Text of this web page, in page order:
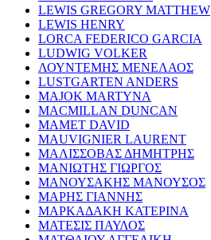
LEWIS GREGORY MATTHEW
LEWIS HENRY
LORCA FEDERICO GARCIA
LUDWIG VOLKER
ΛΟΥΝΤΕΜΗΣ ΜΕΝΕΛΑΟΣ
LUSTGARTEN ANDERS
MAJOK MARTYNA
MACMILLAN DUNCAN
MAMET DAVID
MAUVIGNIER LAURENT
ΜΑΛΙΣΣΟΒΑΣ ΔΗΜΗΤΡΗΣ
ΜΑΝΙΩΤΗΣ ΓΙΩΡΓΟΣ
ΜΑΝΟΥΣΑΚΗΣ ΜΑΝΟΥΣΟΣ
ΜΑΡΗΣ ΓΙΑΝΝΗΣ
ΜΑΡΚΑΔΑΚΗ ΚΑΤΕΡΙΝΑ
ΜΑΤΕΣΙΣ ΠΑΥΛΟΣ